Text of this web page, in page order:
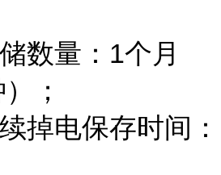
数量： 1个月
；
掉电保存时间：